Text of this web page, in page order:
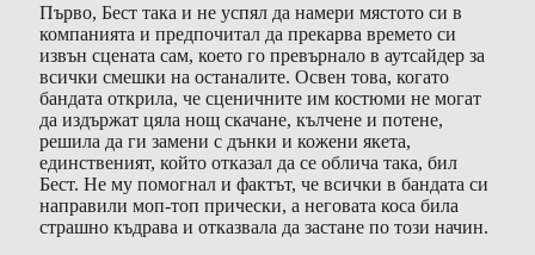
Първо, Бест така и не успял да намери мястото си в
компанията и предпочитал да прекарва времето си
извън сцената сам, което го превърнало в аутсайдер за
всички смешки на останалите. Освен това, когато
бандата открила, че сценичните им костюми не могат
да издържат цяла нощ скачане, кълчене и потене,
решила да ги замени с дънки и кожени якета,
единственият, който отказал да се облича така, бил
Бест. Не му помогнал и фактът, че всички в бандата си
направили моп-топ прически, а неговата коса била
страшно къдрава и отказвала да застане по този начин.